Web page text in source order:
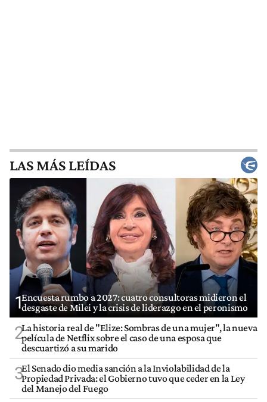
LAS MÁS LEÍDAS
1Encuesta rumbo a 2027: cuatro consultoras midieron el
desgaste de Milei y la crisis de liderazgo en el peronismo
2La historia real de "Elize: Sombras de una mujer", la nueva
película de Netflix sobre el caso de una esposa que
descuartizó a su marido
3El Senado dio media sanción a la Inviolabilidad de la
Propiedad Privada: el Gobierno tuvo que ceder en la Ley
del Manejo del Fuego